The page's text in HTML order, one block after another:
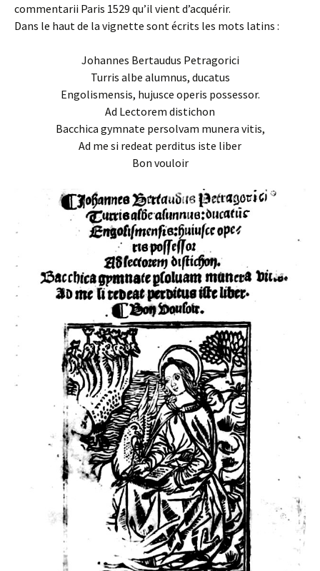
commentarii Paris 1529 qu’il vient d’acquérir.
Dans le haut de la vignette sont écrits les mots latins :
Johannes Bertaudus Petragorici
Turris albe alumnus, ducatus
Engolismensis, hujusce operis possessor.
Ad Lectorem distichon
Bacchica gymnate persolvam munera vitis,
Ad me si redeat perditus iste liber
Bon vouloir